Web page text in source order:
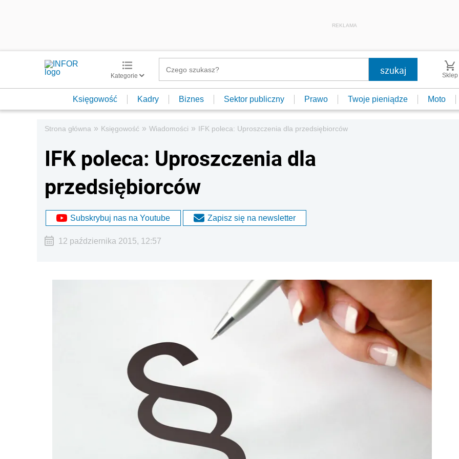
REKLAMA
Kategorie Sklep
Księgowość Kadry Biznes Sektor publiczny Prawo Twoje pieniądze Moto
Strona główna » Księgowość » Wiadomości » IFK poleca: Uproszczenia dla przedsiębiorców
IFK poleca: Uproszczenia dla
przedsiębiorców
Subskrybuj nas na Youtube Zapisz się na newsletter
12 października 2015, 12:57